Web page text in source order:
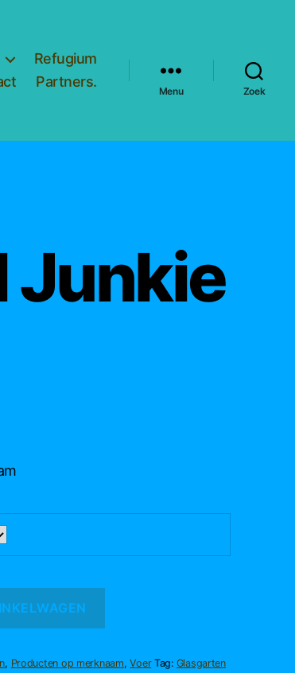
Refugium
Partners.
Menu Zoek
Junkie
, Producten op merknaam,Voer Tag: Glasgarten